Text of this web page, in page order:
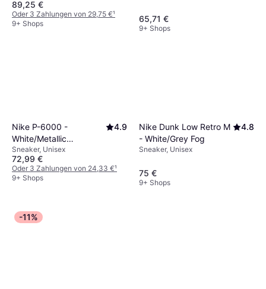
89,25 €
Oder 3 Zahlungen von 29,75 €¹
9+ Shops
65,71 €
9+ Shops
Nike P-6000 -
White/Metallic
Silver/Black
4.9
Sneaker, Unisex
72,99 €
Oder 3 Zahlungen von 24,33 €¹
9+ Shops
Nike Dunk Low Retro M
- White/Grey Fog
4.8
Sneaker, Unisex
75 €
9+ Shops
-11%